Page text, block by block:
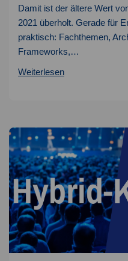
Damit ist der ältere Wert
2021 überholt. Gerade für
praktisch: Fachthemen,
Frameworks,…
WeiterlesenPodcast